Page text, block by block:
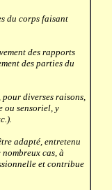
du corps faisant
des rapports
des parties du
diverses raisons,
ou sensoriel, y
adapté, entretenu
cas, à
et contribue